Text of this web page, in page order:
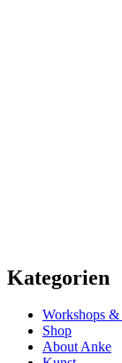
Kategorien
Workshops
Shop
About Anke